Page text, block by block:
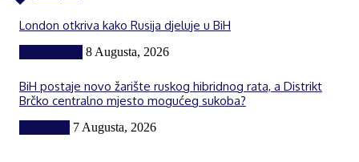
London otkriva kako Rusija djeluje u BiH
8 Augusta, 2026
BiH postaje novo žarište ruskog hibridnog rata, a Distrikt
Brčko centralno mjesto mogućeg sukoba?
7 Augusta, 2026